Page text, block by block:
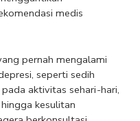
medis
pernah mengalami
seperti sedih
aktivitas sehari-hari,
kesulitan